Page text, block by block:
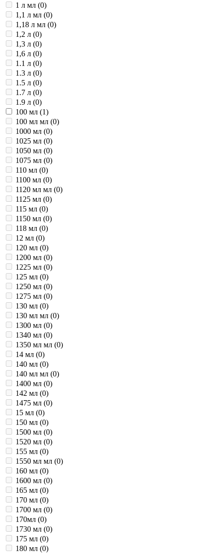
1 л мл (0)
1,1 л мл (0)
1,18 л мл (0)
1,2 л (0)
1,3 л (0)
1,6 л (0)
1.1 л (0)
1.3 л (0)
1.5 л (0)
1.7 л (0)
1.9 л (0)
100 мл (1)
100 мл мл (0)
1000 мл (0)
1025 мл (0)
1050 мл (0)
1075 мл (0)
110 мл (0)
1100 мл (0)
1120 мл мл (0)
1125 мл (0)
115 мл (0)
1150 мл (0)
118 мл (0)
12 мл (0)
120 мл (0)
1200 мл (0)
1225 мл (0)
125 мл (0)
1250 мл (0)
1275 мл (0)
130 мл (0)
130 мл мл (0)
1300 мл (0)
1340 мл (0)
1350 мл мл (0)
14 мл (0)
140 мл (0)
140 мл мл (0)
1400 мл (0)
142 мл (0)
1475 мл (0)
15 мл (0)
150 мл (0)
1500 мл (0)
1520 мл (0)
155 мл (0)
1550 мл мл (0)
160 мл (0)
1600 мл (0)
165 мл (0)
170 мл (0)
1700 мл (0)
170мл (0)
1730 мл (0)
175 мл (0)
180 мл (0)